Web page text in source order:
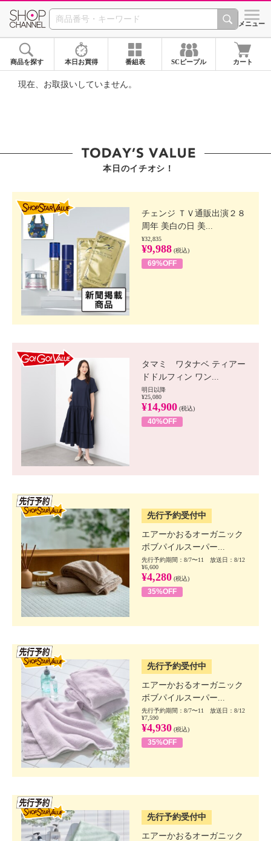
SHOP CHANNEL ショッ
メニュー
商品を探す 本日お買得 番組表 SCピープル カート
現在、お取扱いしていません。
本日のイチオシ！
チェンジ ＴＶ通販出演２８
周年 美白の日 美...
¥32,835
¥9,988 (税込)
69%OFF
タマミ ワタナベ ティアー
ドドルフィン ワン...
明日以降
¥25,080
¥14,900 (税込)
40%OFF
先行予約受付中
エアーかおるオーガニック
ボブパイルスーパー...
先行予約期間：8/7〜11 放送日：8/12
¥6,600
¥4,280 (税込)
35%OFF
先行予約受付中
エアーかおるオーガニック
ボブパイルスーパー...
先行予約期間：8/7〜11 放送日：8/12
¥7,590
¥4,930 (税込)
35%OFF
先行予約受付中
エアーかおるオーガニック